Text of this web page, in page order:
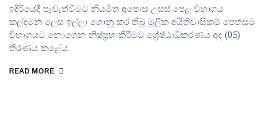
ඉදිරියේදී පැවැත්වීමට නියමිත අපොස උසස් පෙළ විභාගය
කල්දමන ලෙස ඉල්ලා ගොනු කර තිබූ මූලික අයිතිවාසිකම් පෙත්සම
විභාගයට නොගෙන නිෂ්ප්‍රභ කිරීමට ශ්‍රේෂ්ඨාධිකරණය අද (05)
තීරණය කළේය.
READ MORE